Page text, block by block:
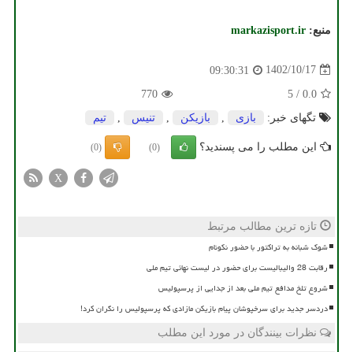
منبع: markazisport.ir
1402/10/17
09:30:31
0.0
/
5
770
تگهای خبر:
بازی بازیكن تنیس تیم
این مطلب را می پسندید؟ (0)
(0)
X
تازه ترین مطالب مرتبط
شوک شبانه به تراکتور با حضور نکونام
رقابت 28 والیبالیست برای حضور در لیست نهائی تیم ملی
شروع تلخ مدافع تیم ملی بعد از جدایی از پرسپولیس
دردسر جدید برای سرخپوشان پیام بازیکن مازادی که پرسپولیس را نگران کرد!
نظرات بینندگان در مورد این مطلب